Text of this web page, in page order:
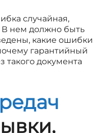
случайная,
В нем должно быть
какие ошибки
гарантийный
такого документа